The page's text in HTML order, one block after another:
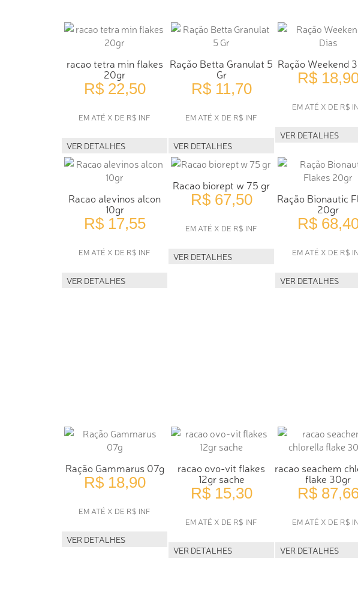
racao tetra min flakes
20gr
R$ 22,50
EM ATÉ X DE R$ INF
VER DETALHES
Ração Betta Granulat 5
Gr
R$ 11,70
EM ATÉ X DE R$ INF
VER DETALHES
Ração Weekend
R$
EM ATÉ X DE R$
VER DETALHES
Racao alevinos alcon
10gr
R$ 17,55
EM ATÉ X DE R$ INF
VER DETALHES
Racao biorept w 75 gr
R$ 67,50
EM ATÉ X DE R$ INF
VER DETALHES
Ração Bionautic
20gr
R$
EM ATÉ X DE R$
VER DETALHES
Ração Gammarus 07g
R$ 18,90
EM ATÉ X DE R$ INF
VER DETALHES
racao ovo-vit flakes
12gr sache
R$ 15,30
EM ATÉ X DE R$ INF
VER DETALHES
racao seachem
flake 30gr
R$
EM ATÉ X DE R$
VER DETALHES